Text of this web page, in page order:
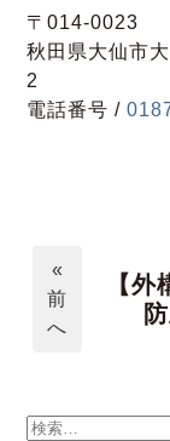
〒014-0023
秋田県大仙市
2
電話番号 /
«
前
へ
【
検